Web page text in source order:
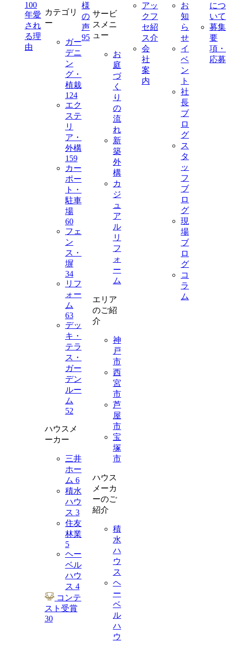
100
年愛
され
る理
由
カテゴリ
ー
ガー
デニ
ン
グ・
植栽
124
エク
ステ
リ
ア・
外構
159
カー
ポー
ト・
駐車
場
60
フェ
ン
ス・
塀
34
リフ
ォー
ム
63
デッ
キ・
テラ
ス・
ガー
デン
ルー
ム
52
ハウスメ
ーカー
三井
ホー
ム 6
積水
ハウ
ス 3
住友
林業
5
ヘー
ベル
ハウ
ス 4
コンテ
スト受賞
30
様
の
声
95
サービ
スメニ
ュー
お
庭
づ
く
り
の
流
れ
新
築
外
構
カ
ジ
ュ
ア
ル
リ
フ
ォ
ー
ム
エリア
のご紹
介
神
戸
市
西
宮
市
芦
屋
市
宝
塚
市
ハウス
メーカ
ーのご
紹介
積
水
ハ
ウ
ス
ヘ
ー
ベ
ル
ハ
ウ
ア
ク
セ
ス
会
社
案
内
ッ
フ
紹
介
お
知
ら
せ
イ
ベ
ン
ト
社
長
ブ
ロ
グ
ス
タ
ッ
フ
ブ
ロ
グ
現
場
ブ
ロ
グ
コ
ラ
ム
につ
いて
募集
要
項・
応募